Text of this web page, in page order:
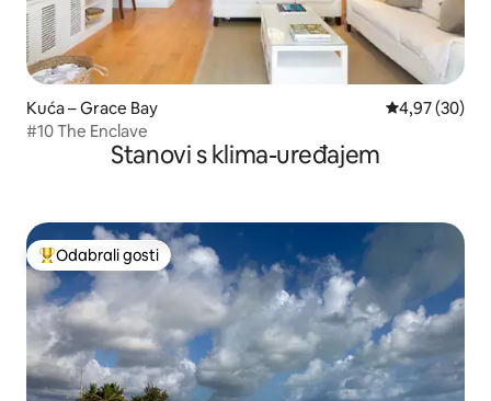
Kuća – Grace Bay Prosječna
4,97 (30)
#10 The Enclave
Stanovi s klima-uređajem
Među najviše rangiranima s oznakom „Odabrali gosti”
Odabrali gosti